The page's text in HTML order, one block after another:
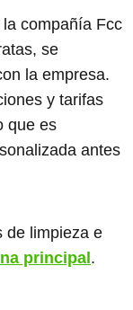
compañía Fcc
se
la empresa.
y tarifas
que es
antes
de limpieza e
principal .